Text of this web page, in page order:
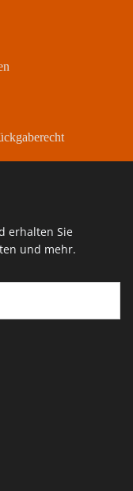
erhalten Sie
und mehr.